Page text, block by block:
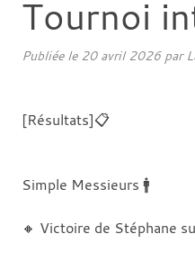
Tournoi
Publiée le 20 avril 2026par
[Résultats]📋
Simple Messieurs 🚹
🔸 Victoire de Stéphane